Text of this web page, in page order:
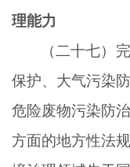
理能力
（二十七）
保护、大气污染
危险废物污染防
方面的地方性法